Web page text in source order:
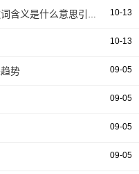
胡广生这首歌到底想说什么的胡广生歌词含义是什么意思引发猜测 10-13
10-13
势 09-05
09-05
09-05
09-05